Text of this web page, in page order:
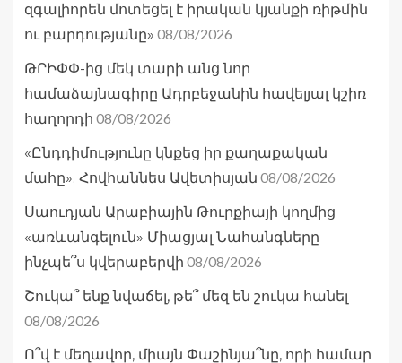
զգալիորեն մոտեցել է իրական կյանքի ռիթմին
ու բարդությանը» 08/08/2026
ԹՐԻՓՓ-ից մեկ տարի անց նոր
համաձայնագիրը Ադրբեջանին հավելյալ կշիռ
հաղորդի 08/08/2026
«Ընդդիմությունը կնքեց իր քաղաքական
մահը». Հովհաննես Ավետիսյան 08/08/2026
Սաուդյան Արաբիային Թուրքիայի կողմից
«առևանգելուն» Միացյալ Նահանգները
ինչպե՞ս կվերաբերվի 08/08/2026
Շուկա՞ ենք նվաճել, թե՞ մեզ են շուկա հանել
08/08/2026
Ո՞վ է մեղավոր, միայն Փաշինյա՞նը, որի համար